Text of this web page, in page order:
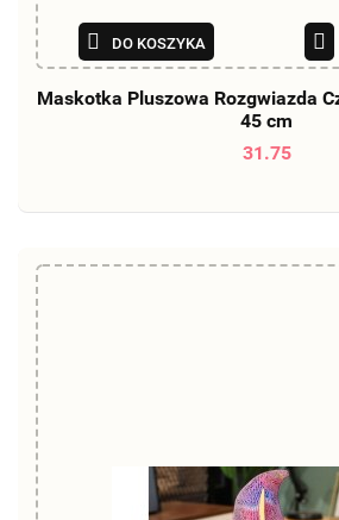
DO KOSZYKA
Maskotka Pluszowa Rozgwiazda
45 cm
31.75